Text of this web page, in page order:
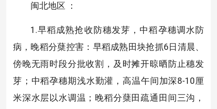
闽北地区 ：
1.早稻成熟抢收防穗发芽，中稻孕穗调水防
病，晚稻分蘖控害：早稻成熟田块抢抓6日清晨、
傍晚无雨时段分批收割，及时摊开晾晒防止穗发
芽；中稻孕穗期浅水勤灌，高温午间加深8-10厘
米深水层以水调温；晚稻分蘖田疏通田间三沟，